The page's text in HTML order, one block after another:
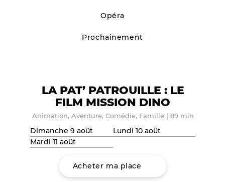
Opéra
Prochainement
LA PAT’ PATROUILLE : LE
FILM MISSION DINO
Animation, Aventure, Comédie, Famille| 89 min
Dimanche 9 août
Lundi 10 août
Mardi 11 août
Acheter ma place